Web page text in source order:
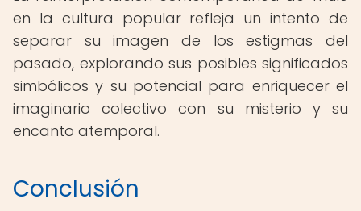
en la cultura popular refleja un intento de
separar su imagen de los estigmas del
pasado, explorando sus posibles significados
simbólicos y su potencial para enriquecer el
imaginario colectivo con su misterio y su
encanto atemporal.
Conclusión